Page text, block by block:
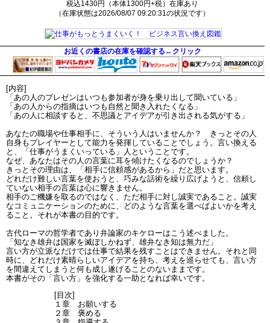
税込1430円（本体1300円+税）在庫あり
（在庫状態は2026/08/07 09:20:31の状況です）
お近くの書店の在庫を確認する←クリック
[内容]
「あの人のプレゼンはいつも参加者が身を乗り出して聞いている」
「あの人からの指摘はいつも自然と聞き入れたくなる」
「あの人に相談すると、不思議とアイデアが引き出される気がする」
あなたの職場や仕事相手に、そういう人はいませんか？ きっとその人
自身もプレイヤーとして能力を発揮していることでしょう。言い換える
と、「仕事がうまくいっている」人ということです。
なぜ、あなたはその人の言葉に耳を傾けたくなるのでしょうか？
きっとその理由は、「相手に信頼感があるから」だと思います。
どれだけ難しい言葉を使おうと、巧みな話術を繰り広げようと、信頼し
ていない相手の言葉は心に響きません。
相手のご機嫌を取るのではなく、ただ相手に対し誠実であること。誠実
なコミュニケーションのために、どのような言葉を選べばよいかを考え
ること。それが本書の目的です。
古代ローマの哲学者であり弁論家のキケローはこう述べました。
「知なき雄弁は国家を滅ぼしかねず、雄弁なき知は無力だ」
言い方が立派なだけでは仕事で結果を残すことはできません。それと同
時に、どれだけ素晴らしいアイデアを持ち、考えを巡らせても、言い方
を間違えてしまうと何も成し遂げることのないままです。
本書がその「言い方」を強化する一助となれば幸いです。
[目次]
１章 お願いする
２章 褒める